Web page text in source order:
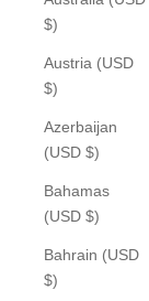
$)
Austria (USD
$)
Azerbaijan
(USD $)
Bahamas
(USD $)
Bahrain (USD
$)